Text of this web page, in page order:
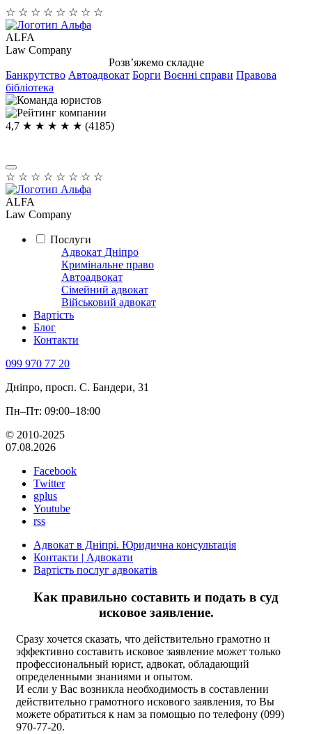
☆ ☆ ☆ ☆ ☆ ☆ ☆ ☆
ALFA
Law Company
Розв’яжемо складне
Банкрутство Автоадвокат Борги Воєнні справи Правова
бібліотека
4,7 ★ ★ ★ ★ ★ (4185)
☆ ☆ ☆ ☆ ☆ ☆ ☆ ☆
ALFA
Law Company
Послуги
Адвокат Дніпро
Кримінальне право
Автоадвокат
Сімейний адвокат
Військовий адвокат
Вартість
Блог
Контакти
099 970 77 20
Дніпро, просп. С. Бандери, 31
Пн–Пт: 09:00–18:00
© 2010-2025
07.08.2026
Facebook
Twitter
gplus
Youtube
rss
Адвокат в Дніпрі. Юридична консультація
Контакти | Адвокати
Вартість послуг адвокатів
Как правильно составить и подать в суд
исковое заявление.
Сразу хочется сказать, что действительно грамотно и
эффективно составить исковое заявление может только
профессиональный юрист, адвокат, обладающий
определенными знаниями и опытом.
И если у Вас возникла необходимость в составлении
действительно грамотного искового заявления, то Вы
можете обратиться к нам за помощью по телефону (099)
970-77-20.